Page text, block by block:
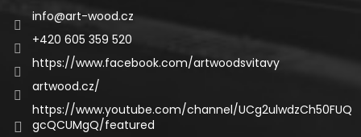
info@art-wood.cz
+420 605 359 520
https://www.facebook.com/artwoodsvitavy
artwood.cz/
https://www.youtube.com/channel/UCg2ulwdzCh50FUQ
gcQCUMgQ/featured